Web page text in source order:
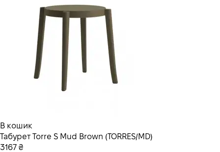
В кошик
Табурет Torre S Mud Brown (TORRES/MD)
3167 ₴